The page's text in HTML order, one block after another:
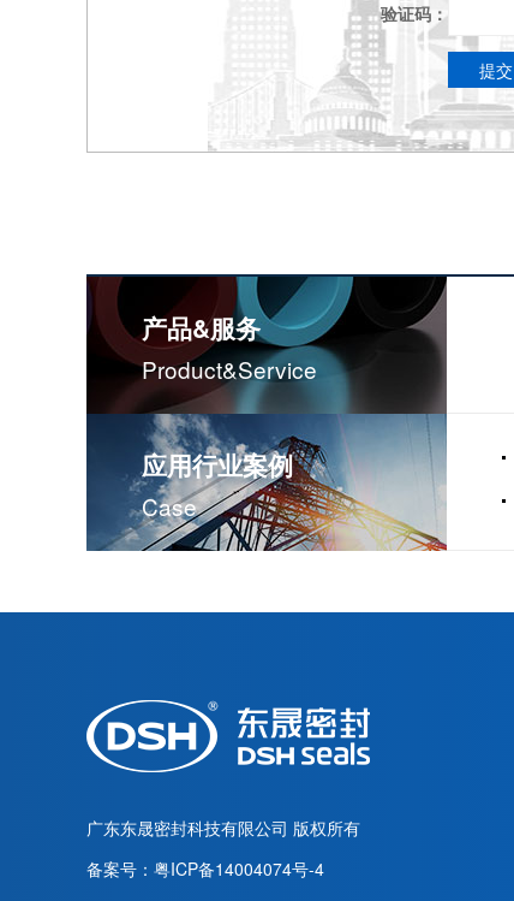
验证码：
产品&服务
Product&service
应用行业案例
Case
广东东晟密封科技有限公司 版权所有
备案号： 粤ICP备14004074号-4